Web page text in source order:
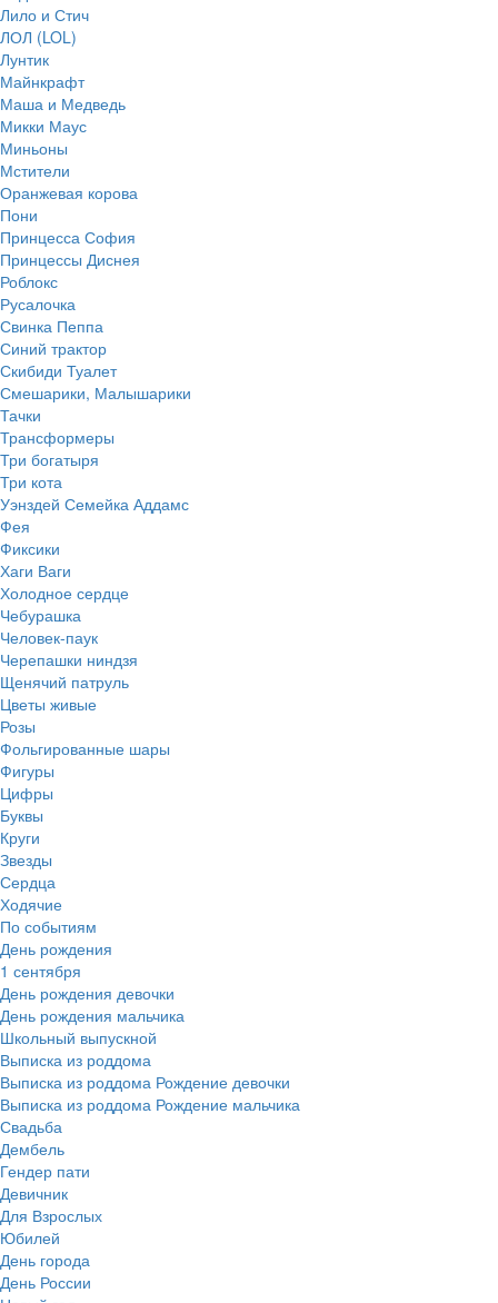
Лило и Стич
ЛОЛ (LOL)
Лунтик
Майнкрафт
Маша и Медведь
Микки Маус
Миньоны
Мстители
Оранжевая корова
Пони
Принцесса София
Принцессы Диснея
Роблокс
Русалочка
Свинка Пеппа
Синий трактор
Скибиди Туалет
Смешарики, Малышарики
Тачки
Трансформеры
Три богатыря
Три кота
Уэнздей Семейка Аддамс
Фея
Фиксики
Хаги Ваги
Холодное сердце
Чебурашка
Человек-паук
Черепашки ниндзя
Щенячий патруль
Цветы живые
Розы
Фольгированные шары
Фигуры
Цифры
Буквы
Круги
Звезды
Сердца
Ходячие
По событиям
День рождения
1 сентября
День рождения девочки
День рождения мальчика
Школьный выпускной
Выписка из роддома
Выписка из роддома Рождение девочки
Выписка из роддома Рождение мальчика
Свадьба
Дембель
Гендер пати
Девичник
Для Взрослых
Юбилей
День города
День России